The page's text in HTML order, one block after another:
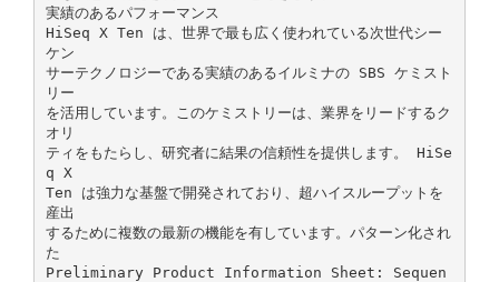
実績のあるパフォーマンス
HiSeq X Ten は、世界で最も広く使われている次世代シー
ケン
サーテクノロジーである実績のあるイルミナの SBS ケミスト
リー
を活用しています。このケミストリーは、業界をリードするク
オリ
ティをもたらし、研究者に結果の信頼性を提供します。 HiSe
q X
Ten は強力な基盤で開発されており、超ハイスループットを
産出
するために複数の最新の機能を有しています。パターン化され
た
Preliminary Product Information Sheet: Sequen